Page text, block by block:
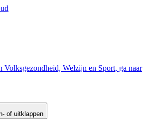
Volksgezondheid, Welzijn en Sport, ga naar
of uitklappen